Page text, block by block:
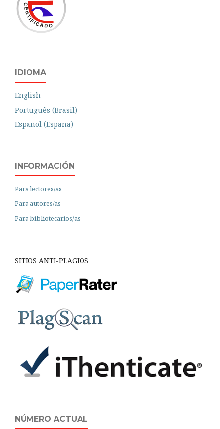
IDIOMA
English
Português (Brasil)
Español (España)
INFORMACIÓN
Para lectores/as
Para autores/as
Para bibliotecarios/as
SITIOS ANTI-PLAGIOS
NÚMERO ACTUAL